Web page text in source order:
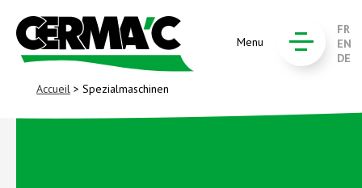
Menu
FR
EN
DE
Accueil > Spezialmaschinen